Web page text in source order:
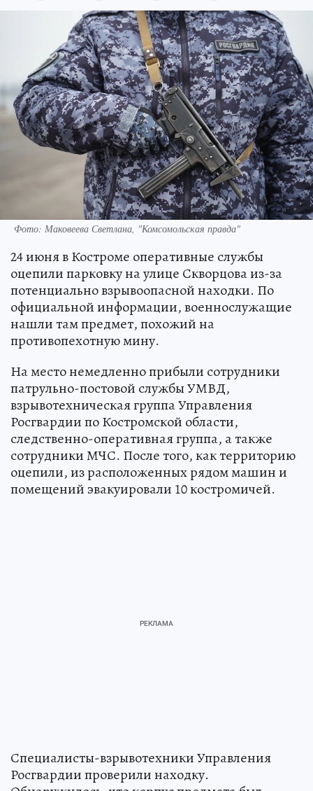
Фото: Маковеева Светлана, "Комсомольская правда"
24 июня в Костроме оперативные службы
оцепили парковку на улице Скворцова из-за
потенциально взрывоопасной находки. По
официальной информации, военнослужащие
нашли там предмет, похожий на
противопехотную мину.
На место немедленно прибыли сотрудники
патрульно-постовой службы УМВД,
взрывотехническая группа Управления
Росгвардии по Костромской области,
следственно-оперативная группа, а также
сотрудники МЧС. После того, как территорию
оцепили, из расположенных рядом машин и
помещений эвакуировали 10 костромичей.
Специалисты-взрывотехники Управления
Росгвардии проверили находку.